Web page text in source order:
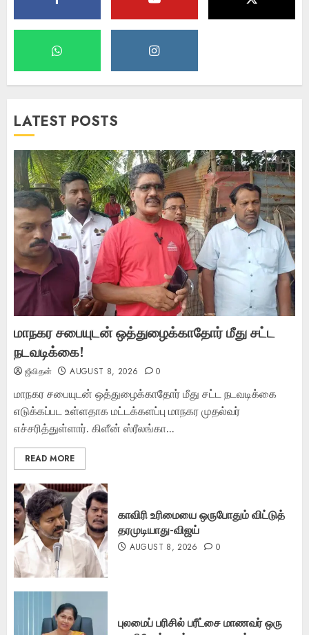
LATEST POSTS
மாநகர சபையுடன் ஒத்துழைக்காதோர் மீது சட்ட
நடவடிக்கை!
ஜீவிதன் AUGUST 8, 2026 0
மாநகர சபையுடன் ஒத்துழைக்காதோர் மீது சட்ட நடவடிக்கை
எடுக்கப்பட உள்ளதாக மட்டக்களப்பு மாநகர முதல்வர்
எச்சரித்துள்ளார். கிளீன் ஸ்ரீலங்கா...
READ MORE
காவிரி உரிமையை ஒருபோதும் விட்டுத்
தரமுடியாது-விஜய்
AUGUST 8, 2026 0
புலமைப் பரிசில் பரீட்சை மாணவர் ஒரு